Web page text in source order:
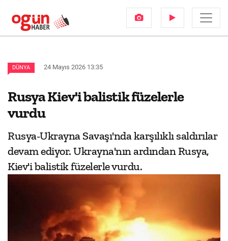
DÜNYA 24 Mayıs 2026 13:35
Rusya Kiev'i balistik füzelerle
vurdu
Rusya-Ukrayna Savaşı'nda karşılıklı saldırılar
devam ediyor. Ukrayna'nın ardından Rusya,
Kiev'i balistik füzelerle vurdu.